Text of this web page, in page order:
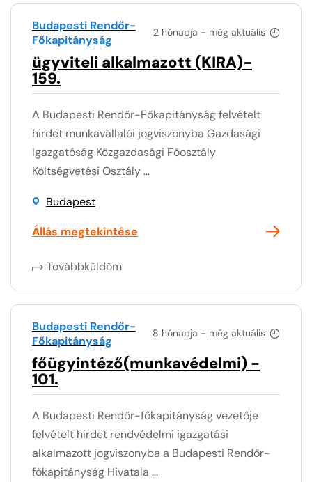
2 hónapja - még aktuális
Budapesti Rendőr-
Főkapitányság
ügyviteli alkalmazott (KIRA)-
159.
A Budapesti Rendőr-Főkapitányság felvételt
hirdet munkavállalói jogviszonyba Gazdasági
Igazgatóság Közgazdasági Főosztály
Költségvetési Osztály ...
Budapest
Állás megtekintése
Továbbküldöm
8 hónapja - még aktuális
Budapesti Rendőr-
Főkapitányság
főügyintéző(munkavédelmi) -
101.
A Budapesti Rendőr-főkapitányság vezetője
felvételt hirdet rendvédelmi igazgatási
alkalmazott jogviszonyba a Budapesti Rendőr-
főkapitányság Hivatala ...